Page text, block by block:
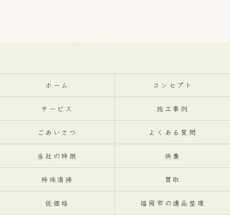
ホーム コンセプト
サービス 施工事例
ごあいさつ よくある質問
当社の特徴 供養
特殊清掃 買取
低価格 福岡市の遺品整理